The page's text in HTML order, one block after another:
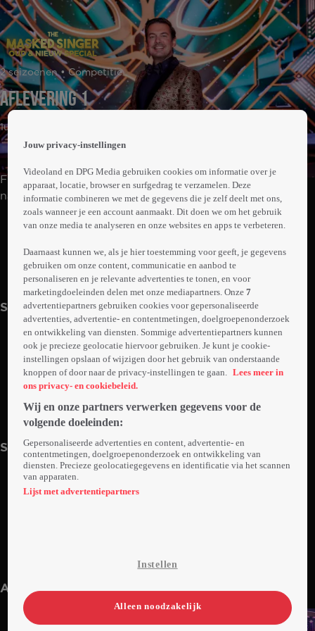
page
2 seizoenen • Competitie
Aflevering 1
1uur25min
Feestelijke karakters nemen het tegen elkaar op. Met
natuurlijk de grote vraag: 'Wie zitten er achter de
maskers?'
Abonneren op Videoland
Meer
info
Seizoen 2
1uur25min
Za 31 dec 22
Seizoen 1
Za 01 jan 22
1uur26min
Anderen kijken ook
Jouw privacy-instellingen
Videoland en DPG Media gebruiken cookies om informatie over je
apparaat, locatie, browser en surfgedrag te verzamelen. Deze
informatie combineren we met de gegevens die je zelf deelt met ons,
zoals wanneer je een account aanmaakt. Dit doen we om het gebruik
van onze media te analyseren en onze websites en apps te verbeteren.
Daarnaast kunnen we, als je hier toestemming voor geeft, je gegevens
gebruiken om onze content, communicatie en aanbod te
personaliseren en je relevante advertenties te tonen, en voor
marketingdoeleinden delen met onze mediapartners. Onze7
advertentiepartners gebruiken cookies voor gepersonaliseerde
advertenties, advertentie- en contentmetingen, doelgroepenonderzoek
en ontwikkeling van diensten. Sommige advertentiepartners kunnen
ook je precieze geolocatie hiervoor gebruiken. Je kunt je cookie-
instellingen opslaan of wijzigen door het gebruik van onderstaande
knoppen of door naar de privacy-instellingen te gaan.
Lees meer in
ons privacy- en cookiebeleid.
Wij en onze partners verwerken gegevens voor de
volgende doeleinden:
Gepersonaliseerde advertenties en content, advertentie- en
contentmetingen, doelgroepenonderzoek en ontwikkeling van
diensten. Precieze geolocatiegegevens en identificatie via het scannen
van apparaten.
Lijst met advertentiepartners
Instellen
Alleen noodzakelijk